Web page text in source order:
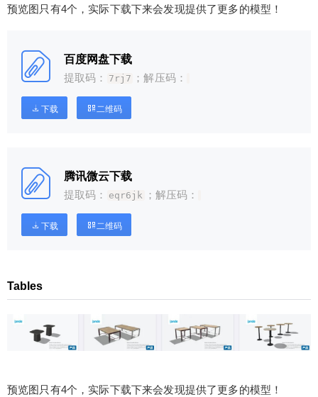
预览图只有4个，实际下载下来会发现提供了更多的模型！
百度网盘下载
提取码：
7rj7 ；解压码：
下载 二维码
腾讯微云下载
提取码：
eqr6jk ；解压码：
下载 二维码
Tables
预览图只有4个，实际下载下来会发现提供了更多的模型！
微信支付
¥
立刻支付
您没有权限发布内容，请购买会员或者提升权
忘记密码？找回